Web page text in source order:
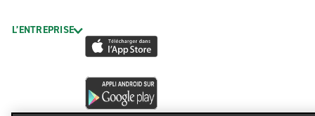
L’ENTREPRISE